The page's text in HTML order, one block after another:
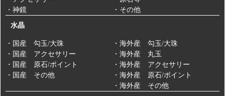
1/30
-新着商品 -
【 隠岐の島産黒曜石 勾玉 大 巴型 】
【 乙女鉱山水
晶 勾玉 大 AA 大麻紐ペンダント 】
状況を受け、商品の価格を見直しさせていただく運びとなりまし
た。
今後もお客様にご満足いただけるよう、品質とサービス向上に一層
努力してまいります。引き続き変わらぬご愛顧を賜りますよう、よ
ろしくお願い申し上げます。
・神鏡
・その他
水晶
・国産 勾玉/大珠
・海外産 勾玉/大珠
・国産 アクセサリー
・海外産 丸玉
・国産 原石/ポイント
・海外産 アクセサリー
・国産 その他
・海外産 原石/ポイント
・海外産 その他